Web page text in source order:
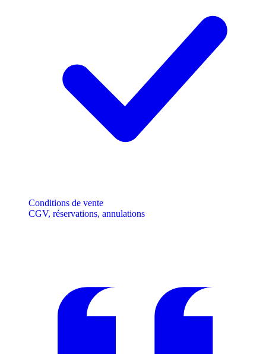
Conditions de vente
CGV, réservations, annulations